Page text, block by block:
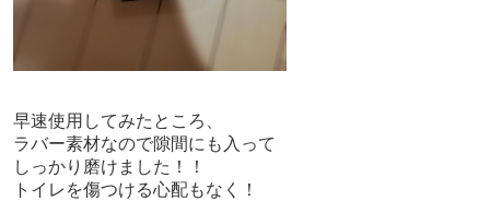
早速使用してみたところ、
ラバー素材なので隙間にも入って
しっかり磨けました！！
トイレを傷つける心配もなく！